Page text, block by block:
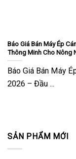
SẢN PHẨM MỚI
Báo Giá Bán Máy Ép
Thông Minh Cho Nông
Báo Giá Bán Máy
2026 – Đầu ...